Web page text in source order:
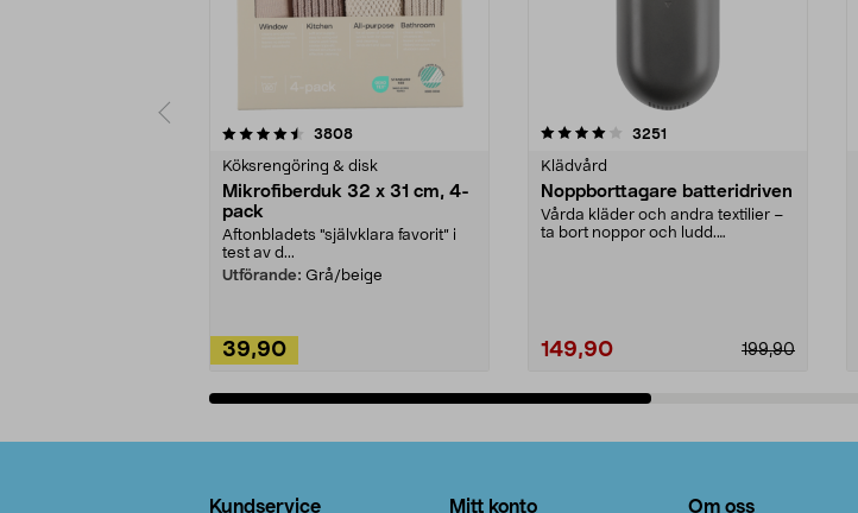
3808recensioner
Köksrengöring & disk
Mikrofiberduk 32 x 31 cm, 4-
pack
Aftonbladets "självklara favorit” i
test av d...
Utförande: Grå/beige
39,90
4.0av 5 stjärnor 3251
Klädvård
Noppborttagare batteridriven
Vårda kläder och andra textilier –
ta bort noppor och ludd.
199,90
149,90
4.5av 5 stjärnor
Kundservice Mitt konto Om oss